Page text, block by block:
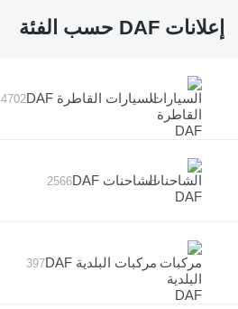
إعلانات DAF حسب الفئة
السيارات القاطرة DAF 4702
الشاحنات DAF 2566
مركبات البلدية DAF 397